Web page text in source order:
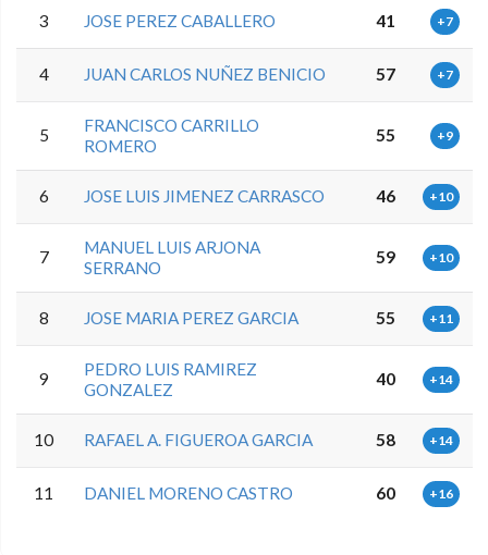
3 JOSE PEREZ CABALLERO 41 +7
4 JUAN CARLOS NUÑEZ BENICIO 57 +7
5
FRANCISCO CARRILLO
ROMERO
55 +9
6 JOSE LUIS JIMENEZ CARRASCO 46 +10
7
MANUEL LUIS ARJONA
SERRANO
59 +10
8 JOSE MARIA PEREZ GARCIA 55 +11
9
PEDRO LUIS RAMIREZ
GONZALEZ
40 +14
10 RAFAEL A. FIGUEROA GARCIA 58 +14
11 DANIEL MORENO CASTRO 60 +16